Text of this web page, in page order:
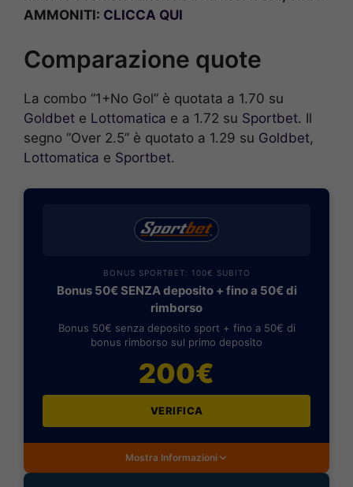
AMMONITI: CLICCA QUI
Comparazione quote
La combo “1+No Gol” è quotata a 1.70 su
Goldbet e Lottomatica e a 1.72 su Sportbet. Il
segno “Over 2.5” è quotato a 1.29 su Goldbet,
Lottomatica e Sportbet.
BONUS SPORTBET: 100€ SUBITO
Bonus 50€ SENZA deposito + fino a 50€ di
rimborso
Bonus 50€ senza deposito sport + fino a 50€ di
bonus rimborso sul primo deposito
200€
VERIFICA
Mostra Informazioni